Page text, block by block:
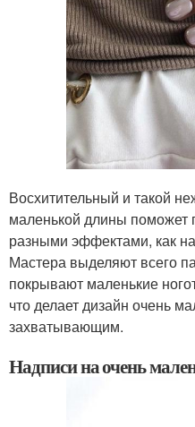
Восхитительный и такой
маленькой длины поможет
разными эффектами, как
Мастера выделяют всего
покрывают маленькие
что делает дизайн очень
захватывающим.
Надписи на очень